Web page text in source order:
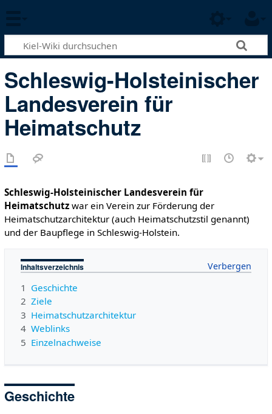
Schleswig-Holsteinischer
Landesverein für
Heimatschutz
Schleswig-Holsteinischer Landesverein für
Heimatschutzwar ein Verein zur Förderung der
Heimatschutzarchitektur (auch Heimatschutzstil genannt)
und der Baupflege in Schleswig-Holstein.
Inhaltsverzeichnis
1 Geschichte
2 Ziele
3 Heimatschutzarchitektur
4 Weblinks
5 Einzelnachweise
Geschichte